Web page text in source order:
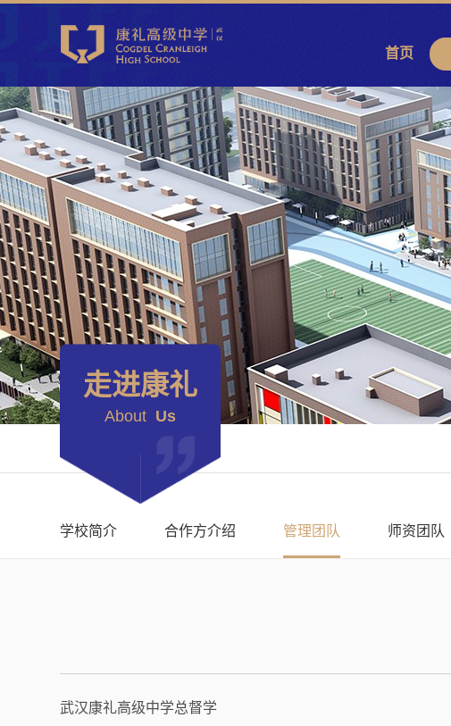
首页
走进康礼
About Us
学校简介 合作方介绍 管理团队 师资团队
武汉康礼高级中学总督学